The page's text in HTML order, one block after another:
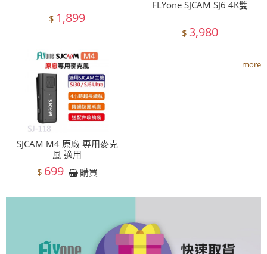
$ 1,899
FLYone SJCAM SJ6 4K雙
$ 3,980
SJCAM M4 原廠 專用麥克
風 適用
$ 699 購買
more